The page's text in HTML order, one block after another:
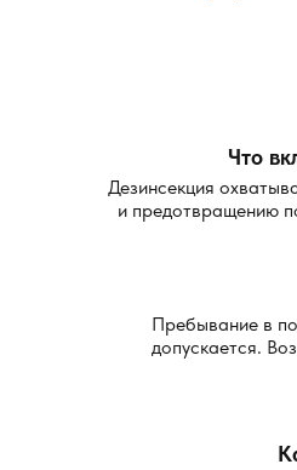
Что
Дезинсекция
и предотвращению
Пребывание в
допускается.